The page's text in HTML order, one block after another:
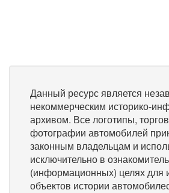
Данный ресурс является
некоммерческим историко-
архивом. Все логотипы,
фотографии автомобилей
законным владельцам и
исключительно в
(информационных) целях для
объектов истории